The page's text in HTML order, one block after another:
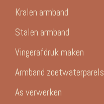
Kralen armband
Stalen armband
Vingerafdruk maken
Armband zoetwaterparels
As verwerken